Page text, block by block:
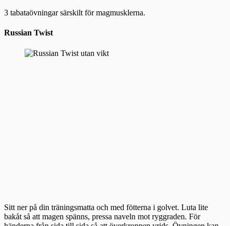
3 tabataövningar särskilt för magmusklerna.
Russian Twist
Sitt ner på din träningsmatta och med fötterna i golvet. Luta lite
bakåt så att magen spänns, pressa naveln mot ryggraden. För